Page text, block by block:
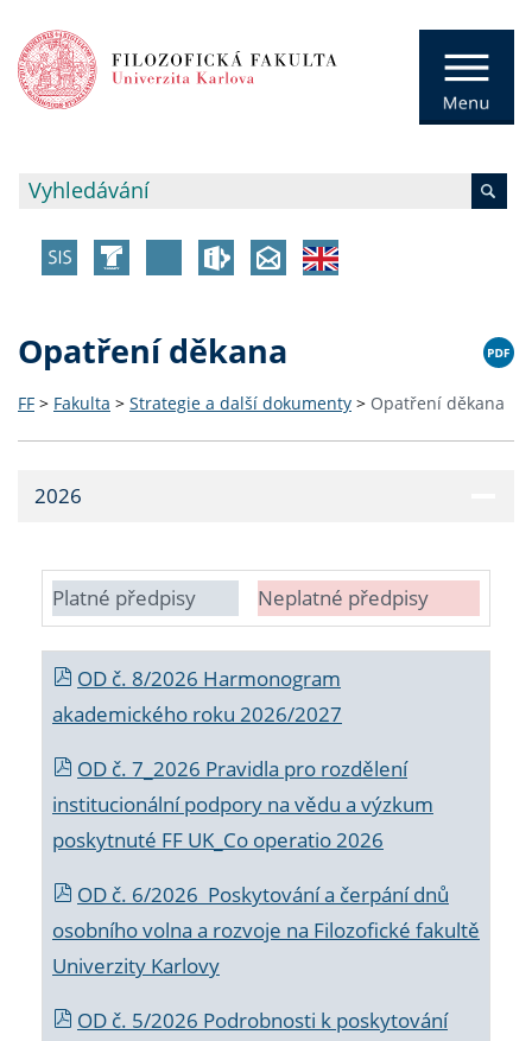
Opatření děkana
FF > Fakulta > Strategie a další dokumenty > Opatření děkana
2026
Platné předpisy Neplatné předpisy
OD č. 8/2026 Harmonogram
akademického roku 2026/2027
OD č. 7_2026 Pravidla pro rozdělení
institucionální podpory na vědu a výzkum
poskytnuté FF UK_Co operatio 2026
OD č. 6/2026 Poskytování a čerpání dnů
osobního volna a rozvoje na Filozofické fakultě
Univerzity Karlovy
OD č. 5/2026 Podrobnosti k poskytování